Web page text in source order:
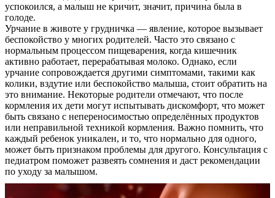
успокоился, а малыш не кричит, значит, причина была в
голоде.
Урчание в животе у грудничка — явление, которое вызывает
беспокойство у многих родителей. Часто это связано с
нормальным процессом пищеварения, когда кишечник
активно работает, перерабатывая молоко. Однако, если
урчание сопровождается другими симптомами, такими как
колики, вздутие или беспокойство малыша, стоит обратить на
это внимание. Некоторые родители отмечают, что после
кормления их дети могут испытывать дискомфорт, что может
быть связано с непереносимостью определённых продуктов
или неправильной техникой кормления. Важно помнить, что
каждый ребенок уникален, и то, что нормально для одного,
может быть признаком проблемы для другого. Консультация с
педиатром поможет развеять сомнения и даст рекомендации
по уходу за малышом.